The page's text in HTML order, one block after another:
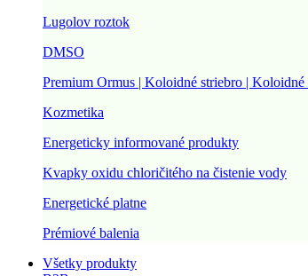
Lugolov roztok
DMSO
Premium Ormus | Koloidné striebro | Koloidné
Kozmetika
Energeticky informované produkty
Kvapky oxidu chloričitého na čistenie vody
Energetické platne
Prémiové balenia
Všetky produkty